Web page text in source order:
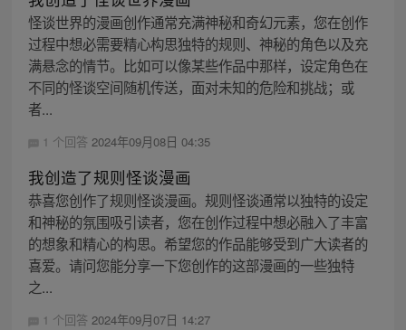
怪谈世界的漫画创作通常充满神秘和奇幻元素，您在创作
过程中想必需要精心构思独特的规则、神秘的角色以及充
满悬念的情节。比如可以像某些作品中那样，设定角色在
不同的怪谈空间随机传送，面对未知的危险和挑战；或
者...
1 个回答 2024年09月08日 04:35
我创造了规则怪谈漫画
恭喜您创作了规则怪谈漫画。规则怪谈通常以独特的设定
和神秘的氛围吸引读者，您在创作过程中想必融入了丰富
的想象和精心的构思。希望您的作品能够受到广大读者的
喜爱。请问您能分享一下您创作的这部漫画的一些独特
之...
1 个回答 2024年09月07日 14:27